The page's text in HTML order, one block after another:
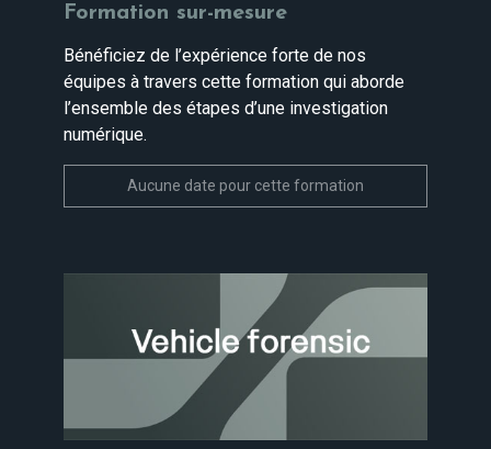
Formation sur-mesure
Bénéficiez de l’expérience forte de nos
équipes à travers cette formation qui aborde
l’ensemble des étapes d’une investigation
numérique.
Aucune date pour cette formation